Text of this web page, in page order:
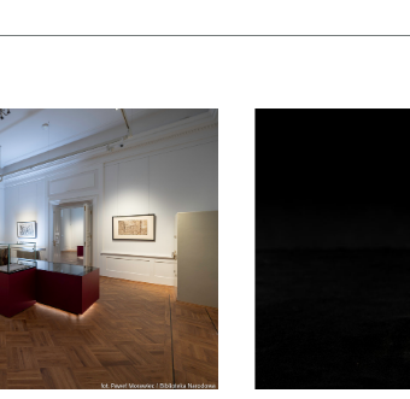
Rzeczypospolitej. Zapraszamy na bezpłatne
czytaj więcej o